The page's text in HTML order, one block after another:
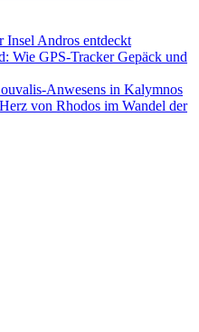
Insel Andros entdeckt
Wie GPS-Tracker Gepäck und
Anwesens in Kalymnos
von Rhodos im Wandel der